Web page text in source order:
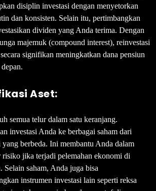
disiplin investasi dengan menyetorkan
dan konsisten. Selain itu, pertimbangkan
dividen yang Anda terima. Dengan
majemuk (compound interest), reinvestasi
signifikan meningkatkan dana pensiun
Aset:
semua telur dalam satu keranjang.
investasi Anda ke berbagai saham dari
berbeda. Ini membantu Anda dalam
jika terjadi pelemahan ekonomi di
Selain saham, Anda juga bisa
instrumen investasi lain seperti reksa